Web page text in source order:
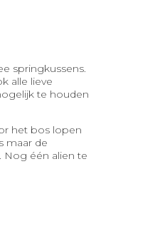
springkussens.
alle lieve
te houden
het bos lopen
maar de
Nog één alien te